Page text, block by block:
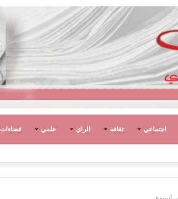
اجتماعي ثقافة الراي علمي فضاءات
الانقسام والأحزان..